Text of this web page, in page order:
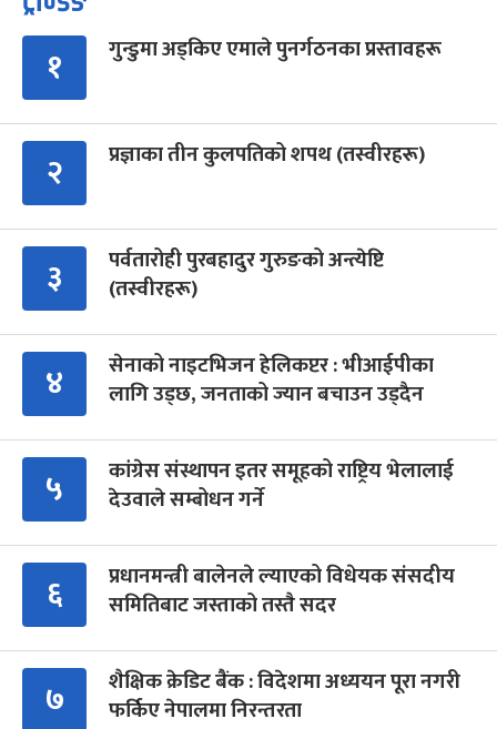
१ गुन्डुमा अड्किए एमाले पुनर्गठनका प्रस्तावहरू
२ प्रज्ञाका तीन कुलपतिको शपथ (तस्वीरहरू)
३
पर्वतारोही पुरबहादुर गुरुङको अन्त्येष्टि
(तस्वीरहरू)
४
सेनाको नाइटभिजन हेलिकप्टर : भीआईपीका
लागि उड्छ, जनताको ज्यान बचाउन उड्दैन
५
कांग्रेस संस्थापन इतर समूहको राष्ट्रिय भेलालाई
देउवाले सम्बोधन गर्ने
६
प्रधानमन्त्री बालेनले ल्याएको विधेयक संसदीय
समितिबाट जस्ताको तस्तै सदर
७
शैक्षिक क्रेडिट बैंक : विदेशमा अध्ययन पूरा नगरी
फर्किए नेपालमा निरन्तरता